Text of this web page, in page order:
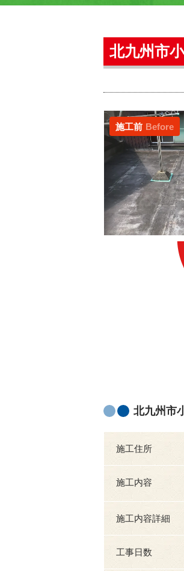
北九州市
施工前 Before
北九州市
施工住所
施工内容
施工内容詳細
工事日数